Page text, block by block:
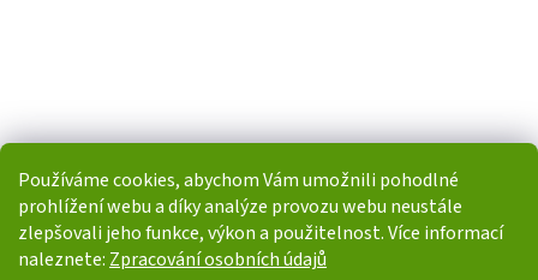
Používáme cookies, abychom Vám umožnili pohodlné
prohlížení webu a díky analýze provozu webu neustále
zlepšovali jeho funkce, výkon a použitelnost. Více informací
naleznete: Zpracování osobních údajů